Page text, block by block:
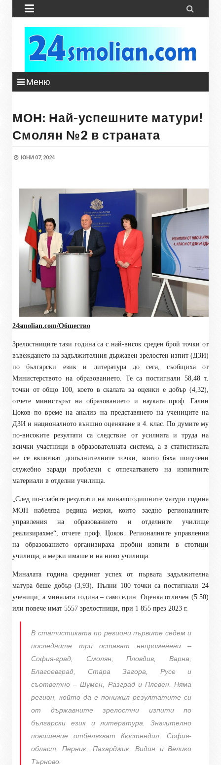
 
Меню
МОН: Най-успешните матури!
Смолян №2 в страната
ЮНИ 07, 2024
24smolian.com/Общество
Зрелостниците тази година са с най-висок среден брой точки от
въвеждането на задължителния държавен зрелостен изпит (ДЗИ)
по български език и литература до сега, съобщиха от
Министерството на образованието. Те са постигнали 58,48 т.
точки от общо 100, което в скалата за оценки е добър (4,32),
отчете министърът на образованието и науката проф. Галин
Цоков по време на анализ на представянето на учениците на
ДЗИ и националното външно оценяване в 4. клас. По думите му
по-високите резултати са следствие от усилията и труда на
всички участници в образователната система, а в статистиката
не се включват допълнителните точки, които бяха получени
служебно заради проблеми с отпечатването на изпитните
материали в отделни училища.
„След по-слабите резултати на миналогодишните матури година
МОН набеляза редица мерки, които заедно регионалните
управления на образованието и отделните училище
реализирахме“, отчете проф. Цоков. Регионалните управления
на образованието организираха пробни изпити в стотици
училища, а мерки имаше и на ниво училища.
Миналата година средният успех от първата задължителна
матура беше добър (3,93). Пълни 100 точки са постигнали 24
ученици, а миналата година – само един. Оценка отличен (5.50)
или повече имат 5557 зрелостници, при 1 855 през 2023 г.
В статистиката по региони първите седем и
последните три остават непроменени –
София-град, Смолян, Пловдив, Варна,
Благоевград, Стара Загора, Русе и
съответно – Шумен, Разград и Плевен. Няма
регион, който да е понижил резултатите си
от държавните зрелостни изпити по
български език и литература. Значително
повишение отбелязват Кюстендил, София-
област, Перник, Пазарджик, Видин и Велико
Търново.